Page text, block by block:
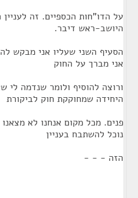
על הדו"חות הכספיים. זה
היושב-ראש דיבר.
הסעיף השני שעליו אני מבקש
אני מברך על החוק
ורוצה להוסיף ולומר שנדמה לי
היחידה שמחוקקת חוק לביקורת
פנים. מכל מקום אנחנו לא
נוכל להשתבח בעניין
הזה - - -